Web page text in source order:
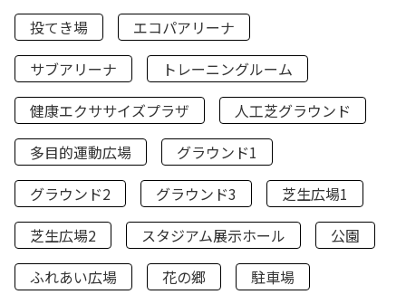
投てき場
エコパアリーナ
サブアリーナ
トレーニングルーム
健康エクササイズプラザ
人工芝グラウンド
多目的運動広場
グラウンド1
グラウンド2
グラウンド3
芝生広場1
芝生広場2
スタジアム展示ホール
公園
ふれあい広場
花の郷
駐車場